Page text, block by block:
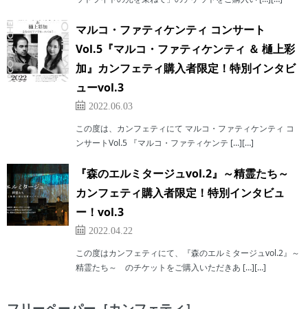
マルコ・ファティケンティ コンサート
Vol.5『マルコ・ファティケンティ ＆ 樋上彩
加』カンフェティ購入者限定！特別インタビ
ューvol.3
2022.06.03
この度は、カンフェティにて マルコ・ファティケンティ コ
ンサートVol.5 『マルコ・ファティケンテ […][…]
『森のエルミタージュvol.2』～精霊たち～
カンフェティ購入者限定！特別インタビュ
ー！vol.3
2022.04.22
この度はカンフェティにて、『森のエルミタージュvol.2』～
精霊たち～ のチケットをご購入いただきあ […][…]